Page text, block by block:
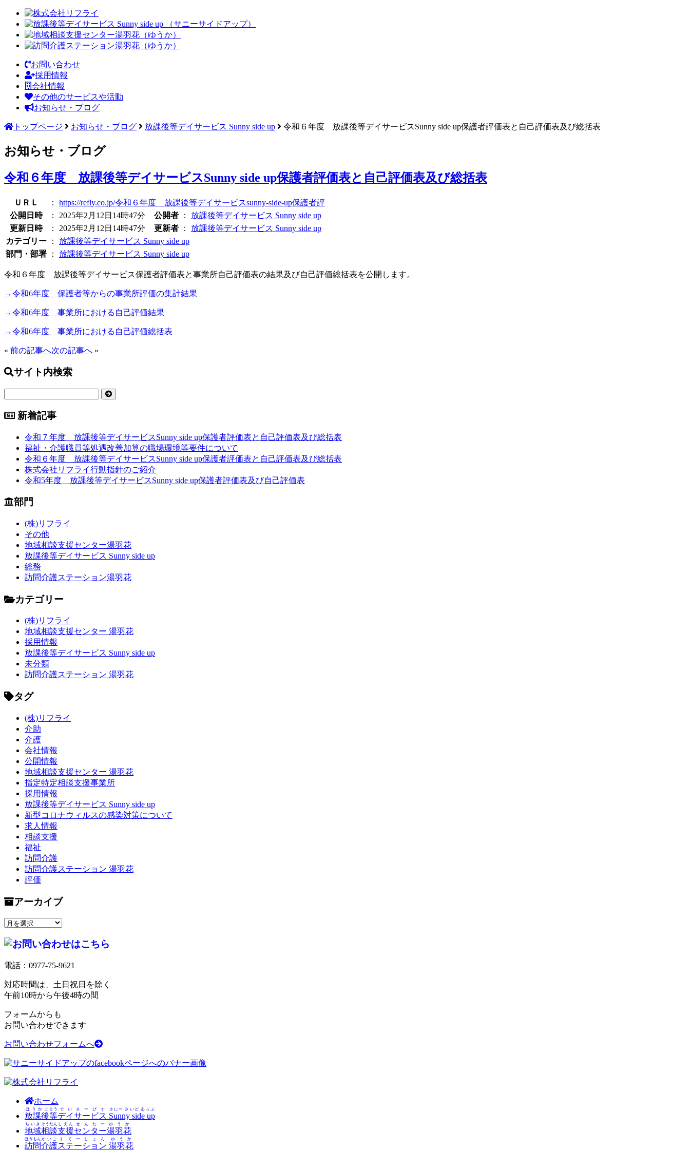
お問い合わせ
採用情報
会社情報
その他のサービスや活動
お知らせ・ブログ
トップページ お知らせ・ブログ 放課後等デイサービス Sunny side up 令和６年度 放課後等デイサービスSunny side up保護者評価表と自己評価表及び総括表
お知らせ・ブログ
令和６年度 放課後等デイサービスSunny side up保護者評価表と自己評価表及び総括表
ＵＲＬ ：
https://refly.co.jp/令和６年度 放課後等デイサービスsunny-side-up保護者評
公開日時
： 2025年2月12日14時47分 公開者 ：
放課後等デイサービス Sunny side up
更新日時
： 2025年2月12日14時47分 更新者 ：
放課後等デイサービス Sunny side up
カテゴリー
：
放課後等デイサービス Sunny side up
部門・部署
： 放課後等デイサービス Sunny side up
令和６年度 放課後等デイサービス保護者評価表と事業所自己評価表の結果及び自己評価総括表を公開します。
→令和6年度 保護者等からの事業所評価の集計結果
→令和6年度 事業所における自己評価結果
→令和6年度 事業所における自己評価総括表
« 前の記事へ次の記事へ »
サイト内検索
新着記事
令和７年度 放課後等デイサービスSunny side up保護者評価表と自己評価表及び総括表
福祉・介護職員等処遇改善加算の職場環境等要件について
令和６年度 放課後等デイサービスSunny side up保護者評価表と自己評価表及び総括表
株式会社リフライ行動指針のご紹介
令和5年度 放課後等デイサービスSunny side up保護者評価表及び自己評価表
部門
(株)リフライ
その他
地域相談支援センター湯羽花
放課後等デイサービス Sunny side up
総務
訪問介護ステーション湯羽花
カテゴリー
(株)リフライ
地域相談支援センター 湯羽花
採用情報
放課後等デイサービス Sunny side up
未分類
訪問介護ステーション 湯羽花
タグ
(株)リフライ
介助
介護
会社情報
公開情報
地域相談支援センター 湯羽花
指定特定相談支援事業所
採用情報
放課後等デイサービス Sunny side up
新型コロナウィルスの感染対策について
求人情報
相談支援
福祉
訪問介護
訪問介護ステーション 湯羽花
評価
アーカイブ
電話： 0977-75-9621
対応時間は、土日祝日を除く
午前10時から午後4時の間
フォームからも
お問い合わせできます
お問い合わせフォームへ
ホーム
放課後
ほうかご
等
とう
デイサービス
でいさーびす
Sunny side up
さにー さいど あっぷ
地域
ちいき
相談
そうだん
支援
しえん
センター
せんたー
湯羽花
ゆうか
訪問
ほうもん
介護
かいご
ステーション
すてーしょん
湯羽花
ゆうか